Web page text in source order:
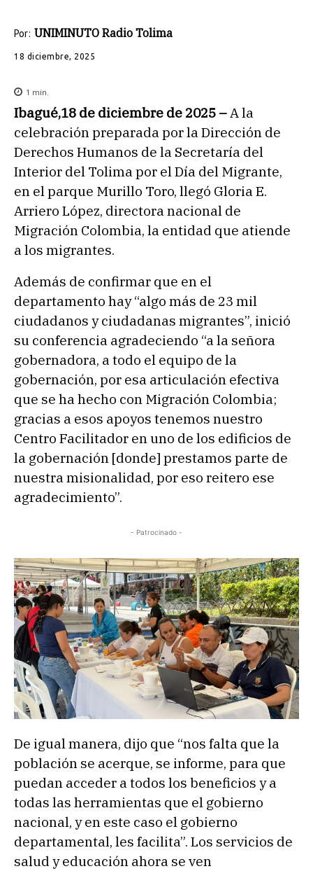
Por: UNIMINUTO Radio Tolima
18 diciembre, 2025
1 min.
Ibagué,18 de diciembre de 2025 – A la
celebración preparada por la Dirección de
Derechos Humanos de la Secretaría del
Interior del Tolima por el Día del Migrante,
en el parque Murillo Toro, llegó Gloria E.
Arriero López, directora nacional de
Migración Colombia, la entidad que atiende
a los migrantes.
Además de confirmar que en el
departamento hay “algo más de 23 mil
ciudadanos y ciudadanas migrantes”, inició
su conferencia agradeciendo “a la señora
gobernadora, a todo el equipo de la
gobernación, por esa articulación efectiva
que se ha hecho con Migración Colombia;
gracias a esos apoyos tenemos nuestro
Centro Facilitador en uno de los edificios de
la gobernación [donde] prestamos parte de
nuestra misionalidad, por eso reitero ese
agradecimiento”.
- Patrocinado -
De igual manera, dijo que “nos falta que la
población se acerque, se informe, para que
puedan acceder a todos los beneficios y a
todas las herramientas que el gobierno
nacional, y en este caso el gobierno
departamental, les facilita”. Los servicios de
salud y educación ahora se ven